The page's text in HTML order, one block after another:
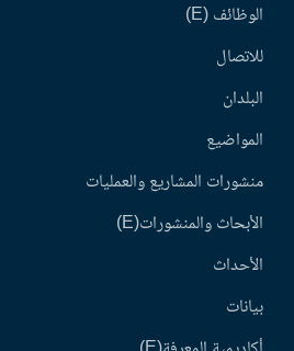
الوظائف (E)
للاتصال
البلدان
المواضيع
منشورات المشاريع والعمليات
الأبحاث والمنشورات(E)
الأحداث
بيانات